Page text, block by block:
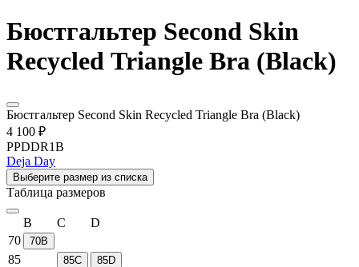
Бюстгальтер Second Skin
Recycled Triangle Bra (Black)
Бюстгальтер Second Skin Recycled Triangle Bra (Black)
4 100 ₽
PPDDR1B
Deja Day
Выберите размер из списка
Таблица размеров
B C
D
70
70B
85 85C 85D